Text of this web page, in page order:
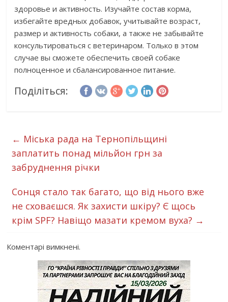
здоровье и активность. Изучайте состав корма,
избегайте вредных добавок, учитывайте возраст,
размер и активность собаки, а также не забывайте
консультироваться с ветеринаром. Только в этом
случае вы сможете обеспечить своей собаке
полноценное и сбалансированное питание.
Поділіться:
← Міська рада на Тернопільщині
заплатить понад мільйон грн за
забруднення річки
Сонця стало так багато, що від нього вже
не сховаєшся. Як захисти шкіру? Є щось
крім SPF? Навіщо мазати кремом вуха? →
Коментарі вимкнені.